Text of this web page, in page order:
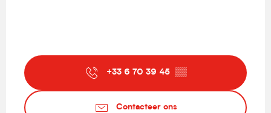
+33 6 70 39 45 ▒▒
Contacteer ons